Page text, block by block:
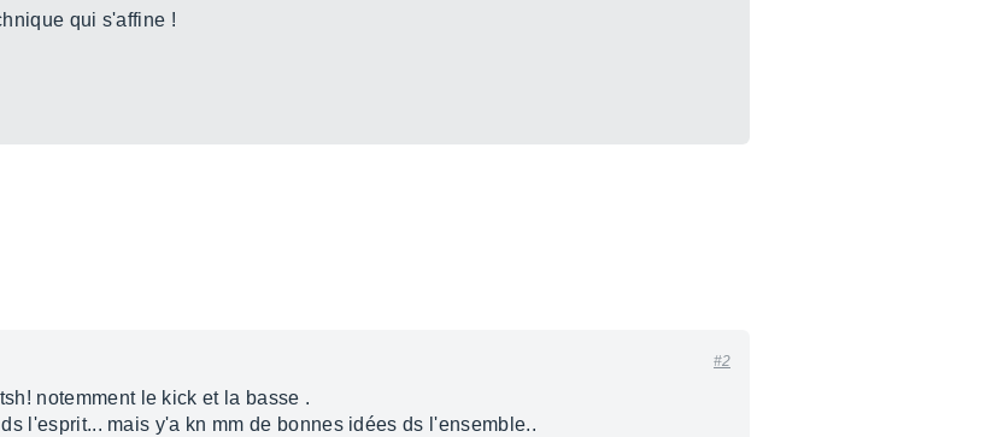
qui s'affine !
#2
notemment le kick et la basse .
l'esprit... mais y'a kn mm de bonnes idées ds l'ensemble..